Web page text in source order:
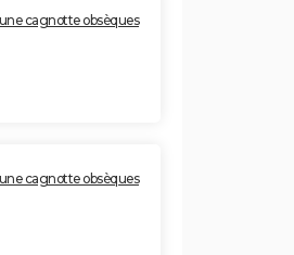
cagnotte obsèques
cagnotte obsèques